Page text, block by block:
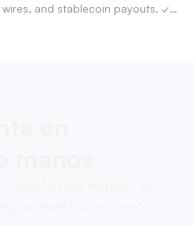
wires, and stablecoin payouts. ✓